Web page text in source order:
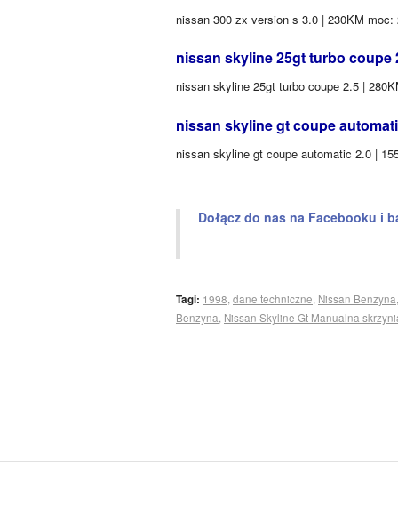
nissan 300 zx version s 3.0 | 230KM
nissan skyline 25gt turbo coupe
nissan skyline 25gt turbo coupe 2.5 |
nissan skyline gt coupe
nissan skyline gt coupe automatic 2.0 |
Dołącz do nas na Facebooku i
Tagi: 1998 dane techniczne Nissan Benzyna
Benzyna Nissan Skyline Gt Manualna